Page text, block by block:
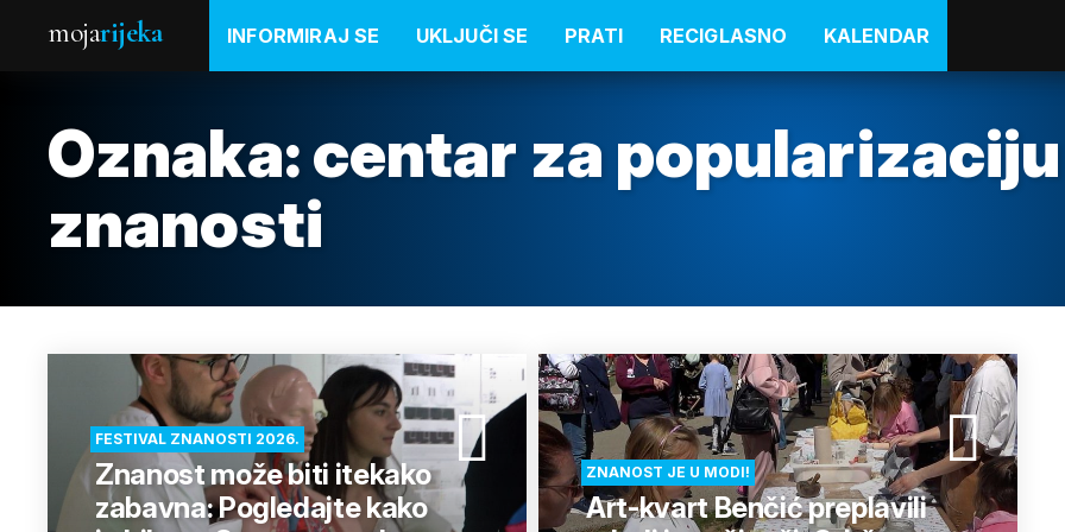
mojarijeka INFORMIRAJ SE UKLJUČI SE PRATI RECIGLASNO KALENDAR
Oznaka:centar za popularizaciju
znanosti
FESTIVAL ZNANOSTI 2026.
Znanost može biti itekako
zabavna: Pogledajte kako
ZNANOST JE U MODI!
Art-kvart Benčić preplavili